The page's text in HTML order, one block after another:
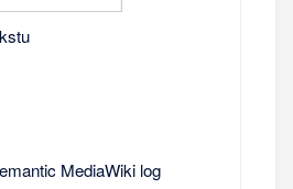
MediaWiki log